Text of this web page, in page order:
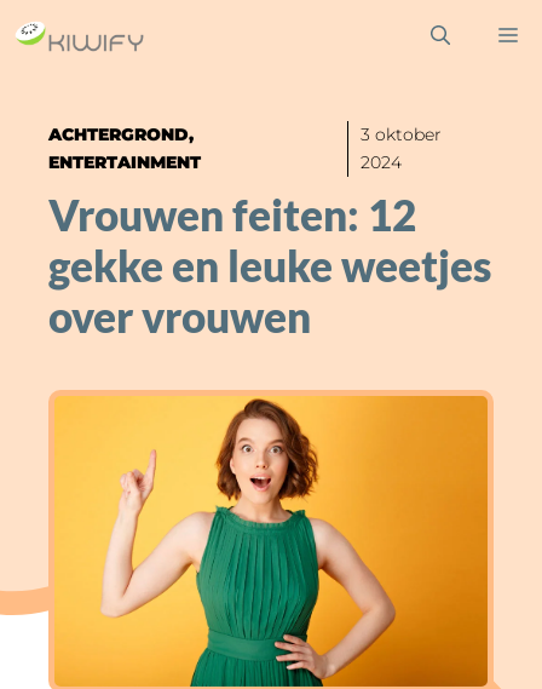
Ga
naar
inhoudACHTERGROND,
ENTERTAINMENT
3 oktober
2024
Vrouwen feiten: 12
gekke en leuke weetjes
over vrouwen